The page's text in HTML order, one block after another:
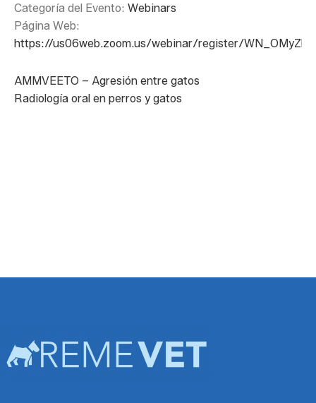
Categoría del Evento: Webinars
Página Web:
https://us06web.zoom.us/webinar/register/
AMMVEETO – Agresión entre gatos
Radiología oral en perros y gatos